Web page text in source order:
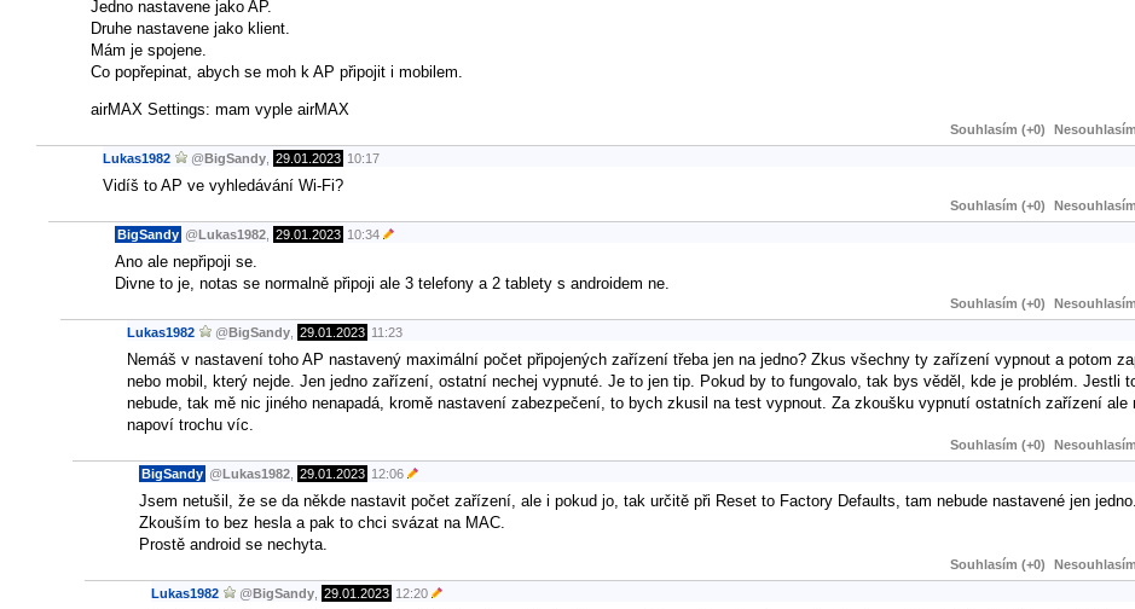
Jedno nastavene jako AP.
Druhe nastavene jako klient.
Mám je spojene.
Co popřepinat, abych se moh k AP připojit i mobilem.
airMAX Settings: mam vyple airMAX
Souhlasím (+0)
Lukas1982 @BigSandy 29.01.2023 10:17
Vidíš to AP ve vyhledávání Wi-Fi?
Souhlasím (+0)
BigSandy @Lukas1982 29.01.2023 10:34
Ano ale nepřipoji se.
Divne to je, notas se normalně připoji ale 3 telefony a 2 tablety s androidem ne.
Souhlasím (+0)
Lukas1982 @BigSandy 29.01.2023 11:23
Nemáš v nastavení toho AP nastavený maximální počet připojených zařízení třeba jen na jedno? Zkus všechny ty zařízení vypnout a potom
nebo mobil, který nejde. Jen jedno zařízení, ostatní nechej vypnuté. Je to jen tip. Pokud by to fungovalo, tak bys věděl, kde je problém. Jestli
nebude, tak mě nic jiného nenapadá, kromě nastavení zabezpečení, to bych zkusil na test vypnout. Za zkoušku vypnutí ostatních zařízení ale
napoví trochu víc.
Souhlasím (+0)
BigSandy @Lukas1982 29.01.2023 12:06
Jsem netušil, že se da někde nastavit počet zařízení, ale i pokud jo, tak určitě při Reset to Factory Defaults, tam nebude nastavené jen jedno.
Zkouším to bez hesla a pak to chci svázat na MAC.
Prostě android se nechyta.
Souhlasím (+0)
Lukas1982 @BigSandy 29.01.2023 12:20